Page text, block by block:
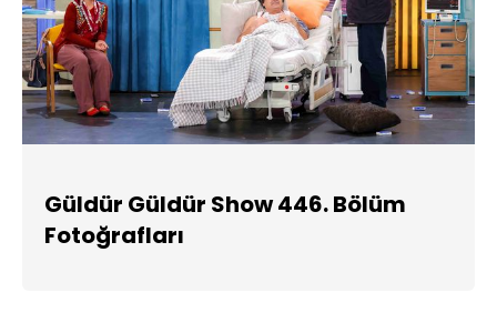
Güldür Güldür Show 446. Bölüm
Fotoğrafları